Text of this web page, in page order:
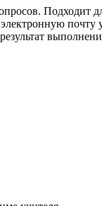
Подходит
электронную